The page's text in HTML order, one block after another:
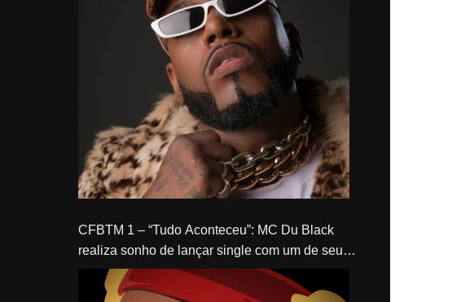
CFBTM 1 – “Tudo Aconteceu”: MC Du Black
realiza sonho de lançar single com um de seus
ídolos, Delacruz